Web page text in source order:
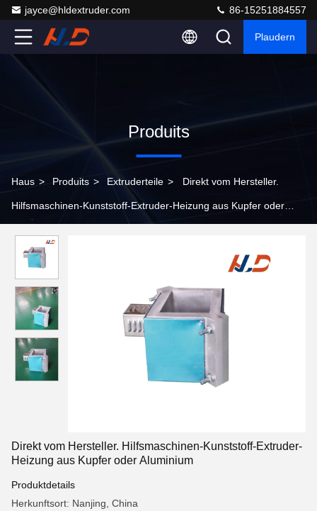
jayce@hldextruder.com 86-15251884557
Plaudern
Produits
Haus > Produits > Extruderteile > Direkt vom Hersteller.
Hilfsmaschinen-Kunststoff-Extruder-Heizung aus Kupfer oder
Direkt vom Hersteller. Hilfsmaschinen-Kunststoff-Extruder-
Heizung aus Kupfer oder Aluminium
Produktdetails
Herkunftsort: Nanjing, China